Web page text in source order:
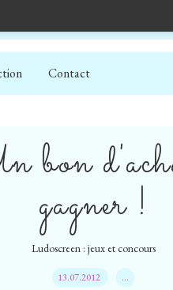
Contact
bon
gagner !
Ludoscreen : jeux et concours
13.07.2012 …